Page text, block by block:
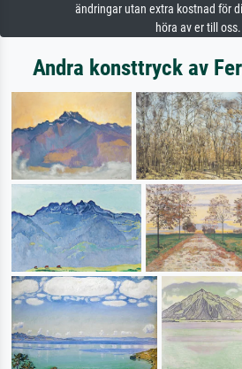
ändringar utan extra kostnad för
höra av er till oss.
Andra konsttryck av